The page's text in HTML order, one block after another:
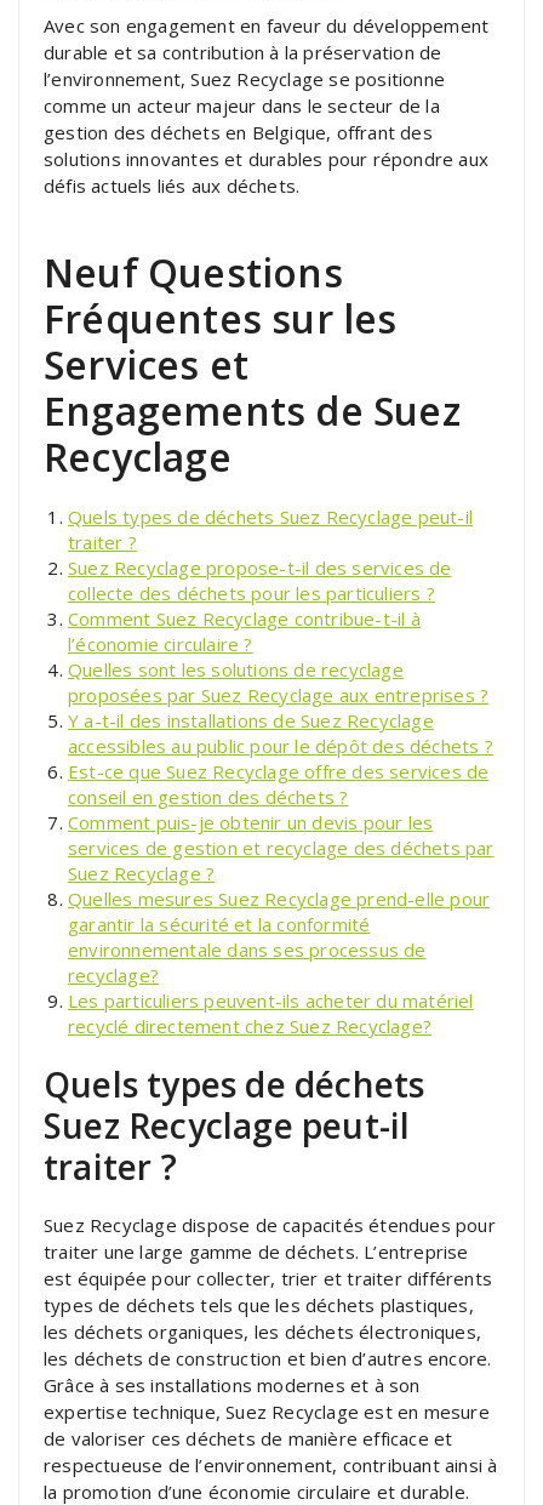
Avec son engagement en faveur du développement
durable et sa contribution à la préservation de
l’environnement, Suez Recyclage se positionne
comme un acteur majeur dans le secteur de la
gestion des déchets en Belgique, offrant des
solutions innovantes et durables pour répondre aux
défis actuels liés aux déchets.
Neuf Questions
Fréquentes sur les
Services et
Engagements de Suez
Recyclage
Quels types de déchets Suez Recyclage peut-il
traiter ?
Suez Recyclage propose-t-il des services de
collecte des déchets pour les particuliers ?
Comment Suez Recyclage contribue-t-il à
l’économie circulaire ?
Quelles sont les solutions de recyclage
proposées par Suez Recyclage aux entreprises ?
Y a-t-il des installations de Suez Recyclage
accessibles au public pour le dépôt des déchets ?
Est-ce que Suez Recyclage offre des services de
conseil en gestion des déchets ?
Comment puis-je obtenir un devis pour les
services de gestion et recyclage des déchets par
Suez Recyclage ?
Quelles mesures Suez Recyclage prend-elle pour
garantir la sécurité et la conformité
environnementale dans ses processus de
recyclage?
Les particuliers peuvent-ils acheter du matériel
recyclé directement chez Suez Recyclage?
Quels types de déchets
Suez Recyclage peut-il
traiter ?
Suez Recyclage dispose de capacités étendues pour
traiter une large gamme de déchets. L’entreprise
est équipée pour collecter, trier et traiter différents
types de déchets tels que les déchets plastiques,
les déchets organiques, les déchets électroniques,
les déchets de construction et bien d’autres encore.
Grâce à ses installations modernes et à son
expertise technique, Suez Recyclage est en mesure
de valoriser ces déchets de manière efficace et
respectueuse de l’environnement, contribuant ainsi à
la promotion d’une économie circulaire et durable.